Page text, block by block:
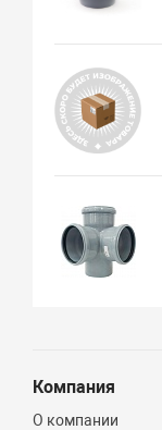
Компания
О компании